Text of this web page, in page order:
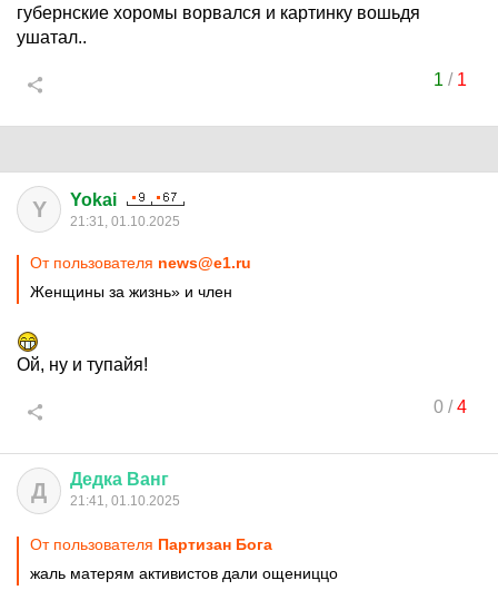
губернские хоромы ворвался и картинку вошьдя
ушатал..
1 / 1
Y Yokai
21:31, 01.10.2025
От пользователя news@e1.ru
Женщины за жизнь» и член
Ой, ну и тупайя!
0/4
Д Дедка Ванг
21:41, 01.10.2025
От пользователя Партизан Бога
жаль матерям активистов дали ощениццо